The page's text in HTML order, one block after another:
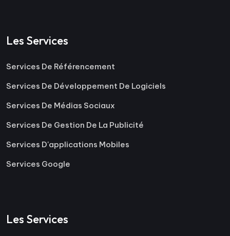
Les Services
Services De Référencement
Services De Développement De Logiciels
Services De Médias Sociaux
Services De Gestion De La Publicité
Services D'applications Mobiles
Services Google
Les Services